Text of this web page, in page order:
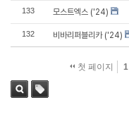
133 모스트엑스 ('24)
132 비바리퍼블리카 ('24)
첫 페이지 1